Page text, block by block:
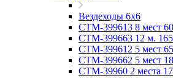
Вездеходы 6х6
СТМ-399613 8 мест
СТМ-399663 12 м.
СТМ-399612 5 мест
СТМ-399662 5 мест
СТМ-39960 2 места